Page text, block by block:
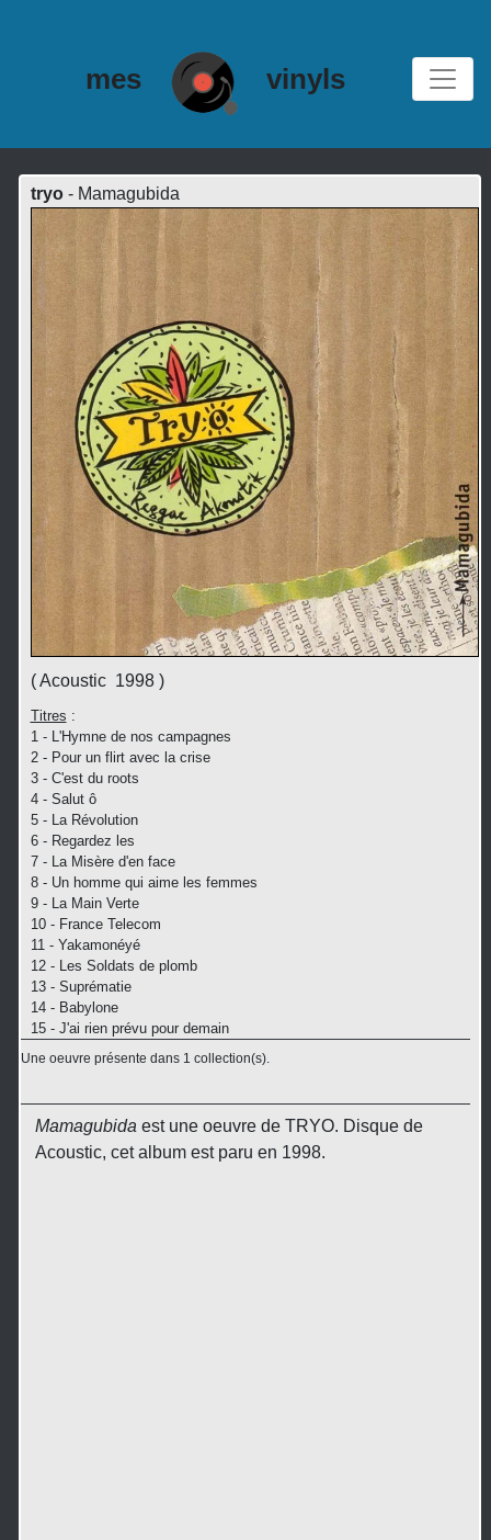
mes vinyls
tryo- Mamagubida
( Acoustic 1998 )
Titres :
1 - L'Hymne de nos campagnes
2 - Pour un flirt avec la crise
3 - C'est du roots
4 - Salut ô
5 - La Révolution
6 - Regardez les
7 - La Misère d'en face
8 - Un homme qui aime les femmes
9 - La Main Verte
10 - France Telecom
11 - Yakamonéyé
12 - Les Soldats de plomb
13 - Suprématie
14 - Babylone
15 - J'ai rien prévu pour demain
Une oeuvre présente dans 1 collection(s).
Mamagubida est une oeuvre de TRYO. Disque de
Acoustic, cet album est paru en 1998.